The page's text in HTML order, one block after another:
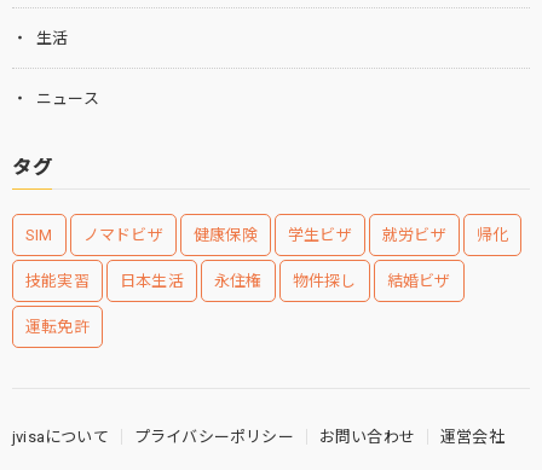
生活
ニュース
タグ
SIM ノマドビザ 健康保険 学生ビザ 就労ビザ 帰化
技能実習 日本生活 永住権 物件探し 結婚ビザ
運転免許
jvisaについて プライバシーポリシー お問い合わせ 運営会社